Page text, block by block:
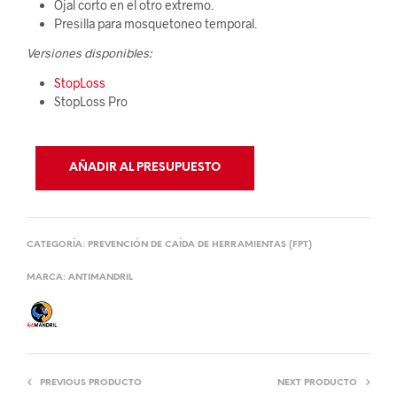
Ojal corto en el otro extremo.
Presilla para mosquetoneo temporal.
Versiones disponibles:
StopLoss
StopLoss Pro
AÑADIR AL PRESUPUESTO
CATEGORÍA: PREVENCIÓN DE CAÍDA DE HERRAMIENTAS (FPT)
MARCA: ANTIMANDRIL
PREVIOUS PRODUCTO NEXT PRODUCTO